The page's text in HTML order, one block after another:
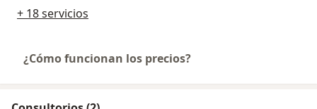
+ 18 servicios
¿Cómo funcionan los precios?